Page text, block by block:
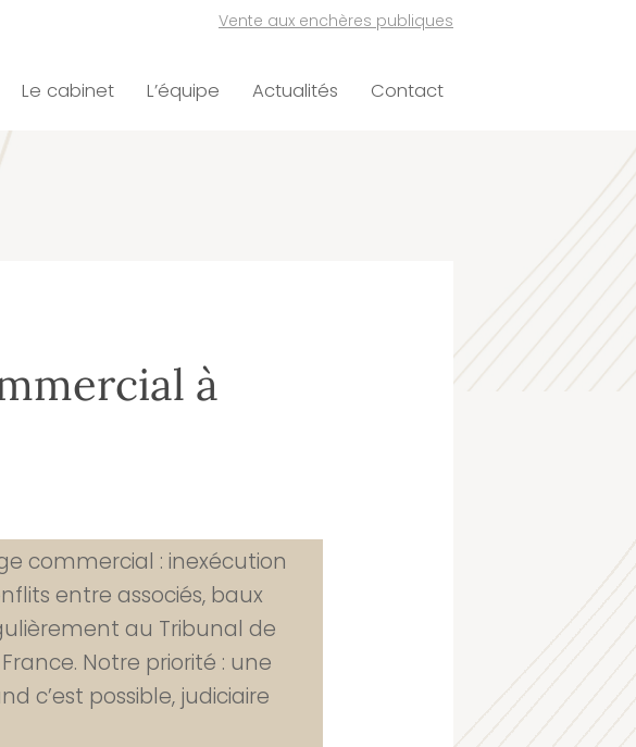
Le cabinet L’équipe Actualités Contact
Vente aux enchères publiques
à
commercial : inexécution
entre associés, baux
au Tribunal de
Notre priorité : une
c’est possible, judiciaire